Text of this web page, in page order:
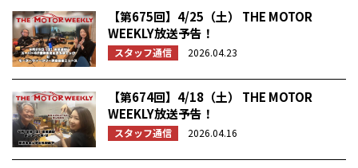
【第675回】4/25（土） THE MOTOR
WEEKLY放送予告！
スタッフ通信 2026.04.23
【第674回】4/18（土） THE MOTOR
WEEKLY放送予告！
スタッフ通信 2026.04.16